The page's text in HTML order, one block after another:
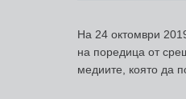
На 24 октомври
на поредица от
медиите, която да